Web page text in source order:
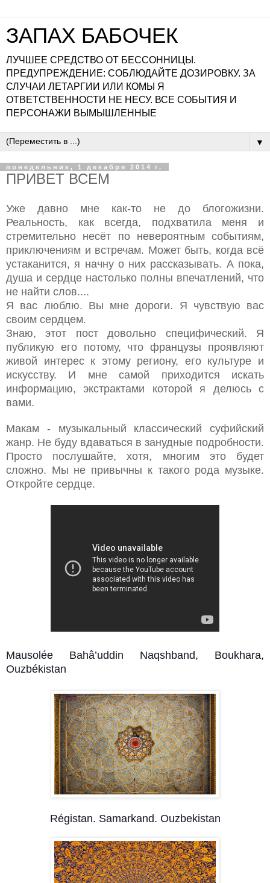
ЗАПАХ БАБОЧЕК
ЛУЧШЕЕ СРЕДСТВО ОТ БЕССОННИЦЫ.
ПРЕДУПРЕЖДЕНИЕ: СОБЛЮДАЙТЕ ДОЗИРОВКУ. ЗА
СЛУЧАИ ЛЕТАРГИИ ИЛИ КОМЫ Я
ОТВЕТСТВЕННОСТИ НЕ НЕСУ. ВСЕ СОБЫТИЯ И
ПЕРСОНАЖИ ВЫМЫШЛЕННЫЕ
▼
понедельник, 1 декабря 2014 г.
ПРИВЕТ ВСЕМ
Уже давно мне как-то не до блогожизни.
Реальность, как всегда, подхватила меня и
стремительно несёт по невероятным событиям,
приключениям и встречам. Может быть, когда всё
устаканится, я начну о них рассказывать. А пока,
душа и сердце настолько полны впечатлений, что
не найти слов....
Я вас люблю. Вы мне дороги. Я чувствую вас
своим сердцем.
Знаю, этот пост довольно специфический. Я
публикую его потому, что французы проявляют
живой интерес к этому региону, его культуре и
искусству. И мне самой приходится искать
информацию, экстрактами которой я делюсь с
вами.
Макам - музыкальный классический суфийский
жанр. Не буду вдаваться в занудные подробности.
Просто послушайте, хотя, многим это будет
сложно. Мы не привычны к такого рода музыке.
Откройте сердце.
Mausolée Bahâ’uddin Naqshband, Boukhara,
Ouzbékistan
Régistan. Samarkand. Ouzbekistan